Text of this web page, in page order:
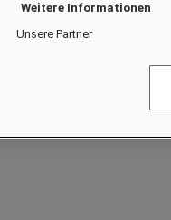
Weitere Informationen
Unsere Partner